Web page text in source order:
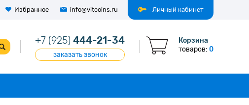
Личный кабинет
Избранное info@vitcoins.ru
+7 (925) 444-21-34
заказать звонок
Корзина
товаров: 0